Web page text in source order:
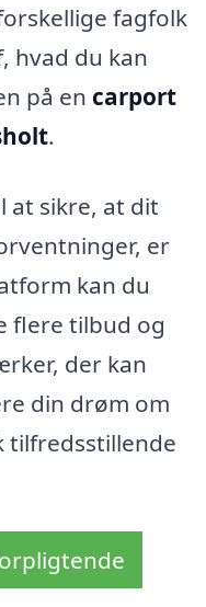
fagfolk
hvad du kan
på en carport
.
at sikre, at dit
er
kan du
flere tilbud og
der kan
din drøm om
tilfredsstillende